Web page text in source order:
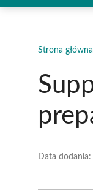
Strona główna
Data dodania: